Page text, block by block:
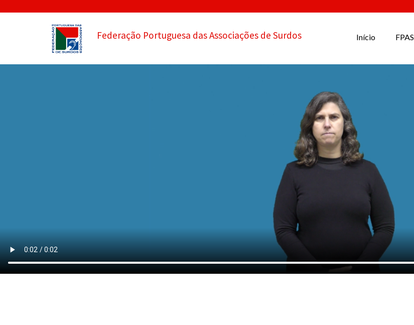
Federação Portuguesa das Associações de Surdos Início FPAS